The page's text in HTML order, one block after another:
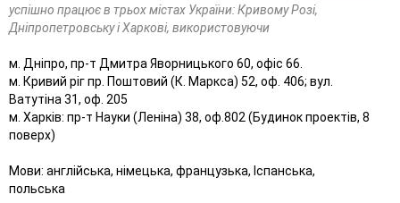
успішно працює в трьох містах України: Кривому Розі,
Дніпропетровську і Харкові, використовуючи
м. Дніпро, пр-т Дмитра Яворницького 60, офіс 66.
м. Кривий ріг пр. Поштовий (К. Маркса) 52, оф. 406; вул.
Ватутіна 31, оф. 205
м. Харків: пр-т Науки (Леніна) 38, оф.802 (Будинок проектів, 8
поверх)
Мови: англійська, німецька, французька, Іспанська,
польська